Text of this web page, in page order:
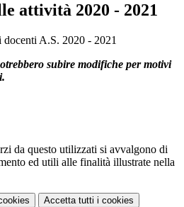
attività 2020 - 2021
A.S. 2020 - 2021
subire modifiche per motivi
da questo utilizzati si avvalgono di
ed utili alle finalità illustrate nella
Accetta tutti i cookies